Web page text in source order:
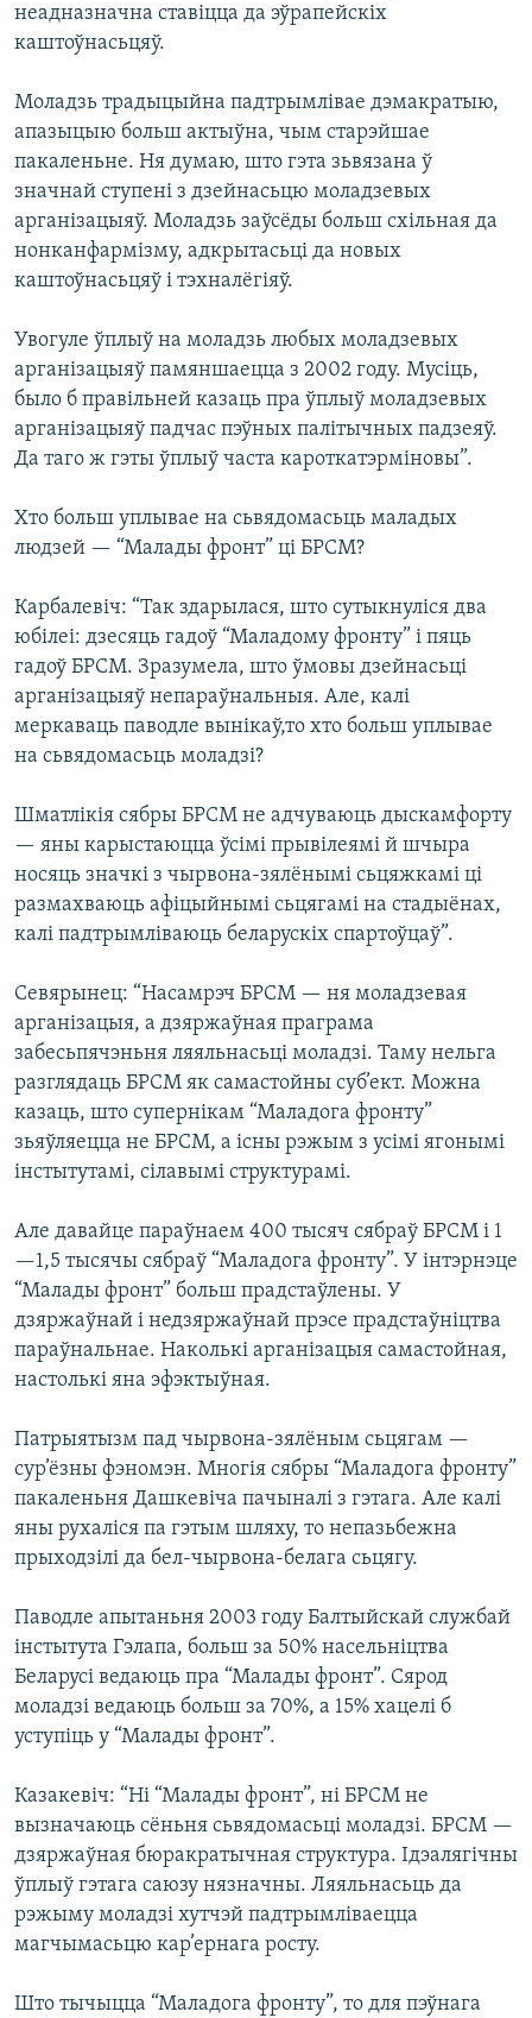
неадназначна ставіцца да эўрапейскіх
каштоўнасьцяў.
Моладзь традыцыйна падтрымлівае дэмакратыю,
апазыцыю больш актыўна, чым старэйшае
пакаленьне. Ня думаю, што гэта зьвязана ў
значнай ступені з дзейнасьцю моладзевых
арганізацыяў. Моладзь заўсёды больш схільная да
нонканфармізму, адкрытасьці да новых
каштоўнасьцяў і тэхналёгіяў.
Увогуле ўплыў на моладзь любых моладзевых
арганізацыяў памяншаецца з 2002 году. Мусіць,
было б правільней казаць пра ўплыў моладзевых
арганізацыяў падчас пэўных палітычных падзеяў.
Да таго ж гэты ўплыў часта кароткатэрміновы”.
Хто больш уплывае на сьвядомасьць маладых
людзей — “Малады фронт” ці БРСМ?
Карбалевіч: “Так здарылася, што сутыкнуліся два
юбілеі: дзесяць гадоў “Маладому фронту” і пяць
гадоў БРСМ. Зразумела, што ўмовы дзейнасьці
арганізацыяў непараўнальныя. Але, калі
меркаваць паводле вынікаў,то хто больш уплывае
на сьвядомасьць моладзі?
Шматлікія сябры БРСМ не адчуваюць дыскамфорту
— яны карыстаюцца ўсімі прывілеямі й шчыра
носяць значкі з чырвона-зялёнымі сьцяжкамі ці
размахваюць афіцыйнымі сьцягамі на стадыёнах,
калі падтрымліваюць беларускіх спартоўцаў”.
Севярынец: “Насамрэч БРСМ — ня моладзевая
арганізацыя, а дзяржаўная праграма
забесьпячэньня ляяльнасьці моладзі. Таму нельга
разглядаць БРСМ як самастойны суб’ект. Можна
казаць, што супернікам “Маладога фронту”
зьяўляецца не БРСМ, а існы рэжым з усімі ягонымі
інстытутамі, сілавымі структурамі.
Але давайце параўнаем 400 тысяч сябраў БРСМ і 1
—1,5 тысячы сябраў “Маладога фронту”. У інтэрнэце
“Малады фронт” больш прадстаўлены. У
дзяржаўнай і недзяржаўнай прэсе прадстаўніцтва
параўнальнае. Наколькі арганізацыя самастойная,
настолькі яна эфэктыўная.
Патрыятызм пад чырвона-зялёным сьцягам —
сур’ёзны фэномэн. Многія сябры “Маладога фронту”
пакаленьня Дашкевіча пачыналі з гэтага. Але калі
яны рухаліся па гэтым шляху, то непазьбежна
прыходзілі да бел-чырвона-белага сьцягу.
Паводле апытаньня 2003 году Балтыйскай службай
інстытута Гэлапа, больш за 50% насельніцтва
Беларусі ведаюць пра “Малады фронт”. Сярод
моладзі ведаюць больш за 70%, а 15% хацелі б
уступіць у “Малады фронт”.
Казакевіч: “Ні “Малады фронт”, ні БРСМ не
вызначаюць сёньня сьвядомасьці моладзі. БРСМ —
дзяржаўная бюракратычная структура. Ідэалягічны
ўплыў гэтага саюзу нязначны. Ляяльнасьць да
рэжыму моладзі хутчэй падтрымліваецца
магчымасьцю кар’ернага росту.
Што тычыцца “Маладога фронту”, то для пэўнага